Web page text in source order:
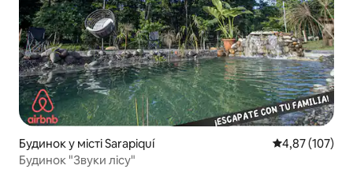
Будинок у місті Sarapiquí Середня
4,87 (107)
Будинок "Звуки лісу"